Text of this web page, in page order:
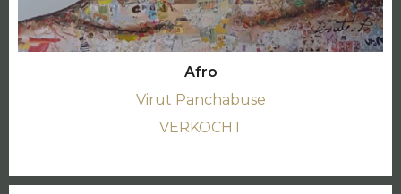
Afro
Virut Panchabuse
VERKOCHT